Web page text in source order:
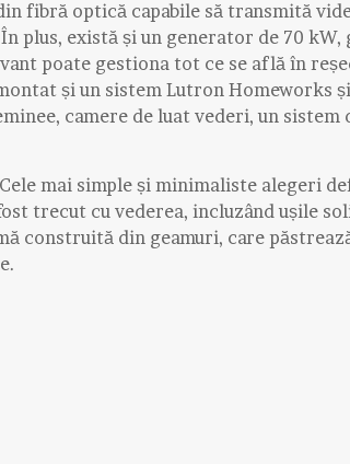
fibră optică capabile să transmită
plus, există și un generator de 70
poate gestiona tot ce se află în
și un sistem Lutron Homeworks
camere de luat vederi, un sistem
mai simple și minimaliste alegeri
trecut cu vederea, incluzând ușile
construită din geamuri, care